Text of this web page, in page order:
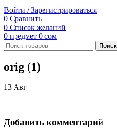
Войти / Зарегистрироваться
0 Сравнить
0 Список желаний
0 предмет 0 сом
Поиск
orig (1)
13 Авг
Добавить комментарий